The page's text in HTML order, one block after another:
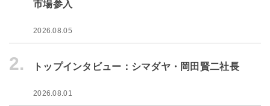
市場参入
2026.08.05
2. トップインタビュー：シマダヤ・岡田賢二社長
2026.08.01